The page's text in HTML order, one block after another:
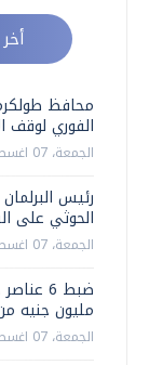
محافظ
الفوري لوقف
الجمعة، 07 اغسطس 2026 04:53 م
رئيس
الحوثي على
الجمعة، 07 اغسطس 2026 04:42 م
مليون جنيه
الجمعة، 07 اغسطس 2026 04:35 م